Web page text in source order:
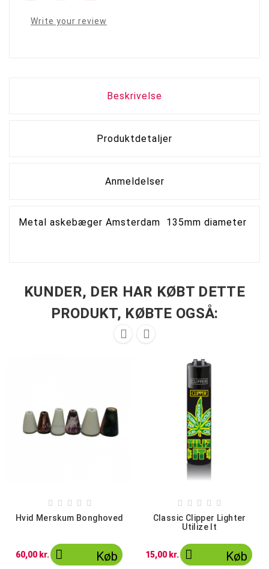
Write your review
Beskrivelse
Produktdetaljer
Anmeldelser
Metal askebæger Amsterdam 135mm diameter
KUNDER, DER HAR KØBT DETTE
PRODUKT, KØBTE OGSÅ:
 
    
Hvid Merskum Bonghoved
60,00 kr.  Køb
    
Classic Clipper Lighter
Utilize It
15,00 kr.  Køb